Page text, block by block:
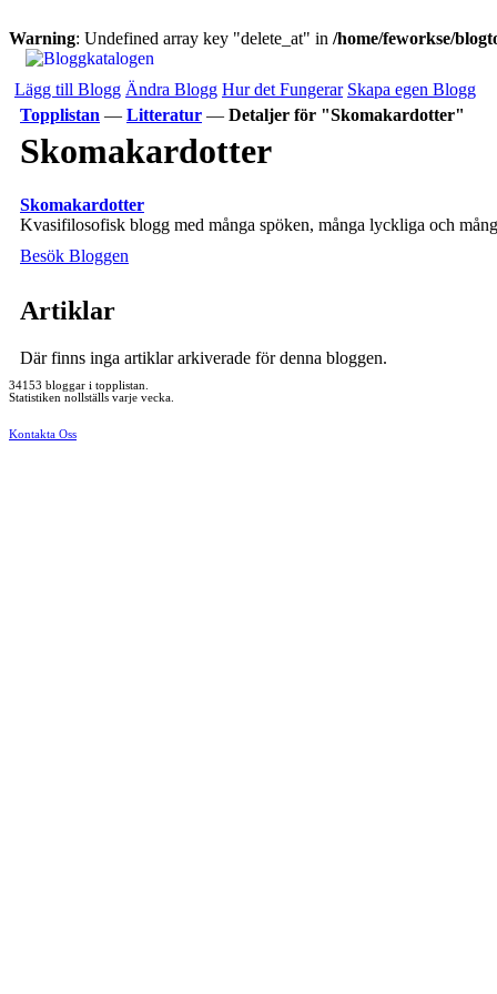
Warning: Undefined array key "delete_at" in /home/feworkse/
Lägg till Blogg Ändra Blogg Hur det Fungerar Skapa egen Blogg
Topplistan — Litteratur — Detaljer för "Skomakardotter"
Skomakardotter
Skomakardotter
Kvasifilosofisk blogg med många spöken, många lyckliga och
Besök Bloggen
Artiklar
Där finns inga artiklar arkiverade för denna bloggen.
34153 bloggar i topplistan.
Statistiken nollställs varje vecka.
Kontakta Oss